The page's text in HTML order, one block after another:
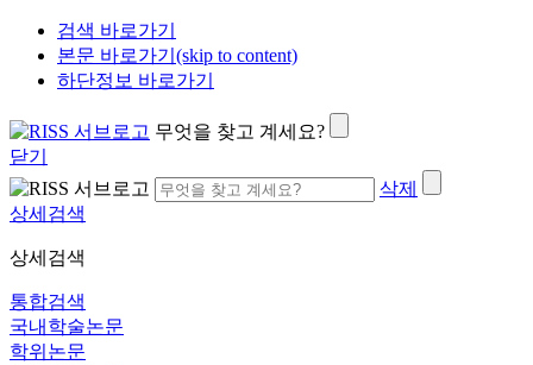
검색 바로가기
본문 바로가기(skip to content)
하단정보 바로가기
무엇을 찾고 계세요?
닫기
삭제
상세검색
상세검색
통합검색
국내학술논문
학위논문